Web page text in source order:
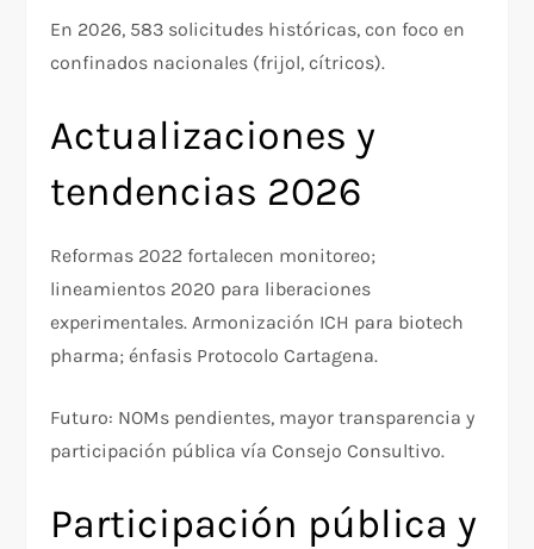
En 2026, 583 solicitudes históricas, con foco en
confinados nacionales (frijol, cítricos).​
Actualizaciones y
tendencias 2026
Reformas 2022 fortalecen monitoreo;
lineamientos 2020 para liberaciones
experimentales. Armonización ICH para biotech
pharma; énfasis Protocolo Cartagena.
Futuro: NOMs pendientes, mayor transparencia y
participación pública vía Consejo Consultivo.
Participación pública y